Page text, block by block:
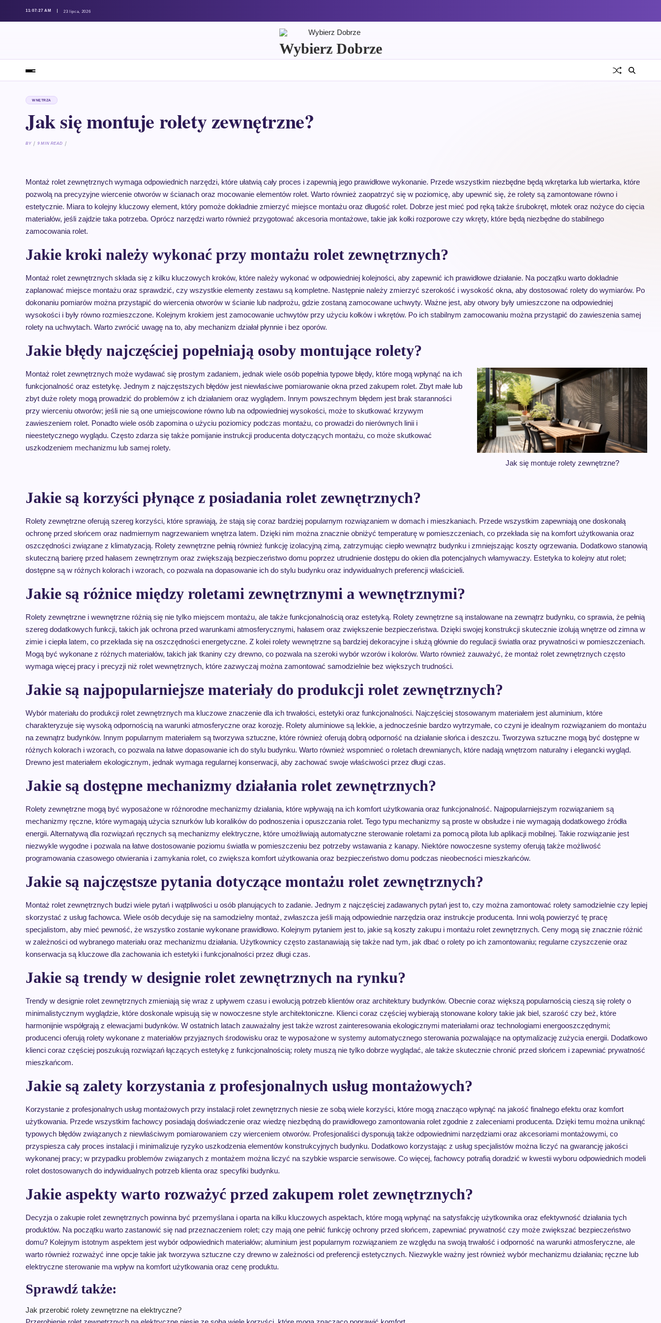
11:07:28 AM 23 lipca, 2026
Wybierz Dobrze
WNĘTRZA
Jak się montuje rolety zewnętrzne?
BY 9 MIN READ
Montaż rolet zewnętrznych wymaga odpowiednich narzędzi, które ułatwią cały proces i zapewnią jego prawidłowe wykonanie. Przede wszystkim niezbędne będą wkrętarka lub wiertarka, które
pozwolą na precyzyjne wiercenie otworów w ścianach oraz mocowanie elementów rolet. Warto również zaopatrzyć się w poziomicę, aby upewnić się, że rolety są zamontowane równo i
estetycznie. Miara to kolejny kluczowy element, który pomoże dokładnie zmierzyć miejsce montażu oraz długość rolet. Dobrze jest mieć pod ręką także śrubokręt, młotek oraz nożyce do cięcia
materiałów, jeśli zajdzie taka potrzeba. Oprócz narzędzi warto również przygotować akcesoria montażowe, takie jak kołki rozporowe czy wkręty, które będą niezbędne do stabilnego
zamocowania rolet.
Jakie kroki należy wykonać przy montażu rolet zewnętrznych?
Montaż rolet zewnętrznych składa się z kilku kluczowych kroków, które należy wykonać w odpowiedniej kolejności, aby zapewnić ich prawidłowe działanie. Na początku warto dokładnie
zaplanować miejsce montażu oraz sprawdzić, czy wszystkie elementy zestawu są kompletne. Następnie należy zmierzyć szerokość i wysokość okna, aby dostosować rolety do wymiarów. Po
dokonaniu pomiarów można przystąpić do wiercenia otworów w ścianie lub nadprożu, gdzie zostaną zamocowane uchwyty. Ważne jest, aby otwory były umieszczone na odpowiedniej
wysokości i były równo rozmieszczone. Kolejnym krokiem jest zamocowanie uchwytów przy użyciu kołków i wkrętów. Po ich stabilnym zamocowaniu można przystąpić do zawieszenia samej
rolety na uchwytach. Warto zwrócić uwagę na to, aby mechanizm działał płynnie i bez oporów.
Jakie błędy najczęściej popełniają osoby montujące rolety?
Jak się montuje rolety zewnętrzne?
Montaż rolet zewnętrznych może wydawać się prostym zadaniem, jednak wiele osób popełnia typowe błędy, które mogą wpłynąć na ich
funkcjonalność oraz estetykę. Jednym z najczęstszych błędów jest niewłaściwe pomiarowanie okna przed zakupem rolet. Zbyt małe lub
zbyt duże rolety mogą prowadzić do problemów z ich działaniem oraz wyglądem. Innym powszechnym błędem jest brak staranności
przy wierceniu otworów; jeśli nie są one umiejscowione równo lub na odpowiedniej wysokości, może to skutkować krzywym
zawieszeniem rolet. Ponadto wiele osób zapomina o użyciu poziomicy podczas montażu, co prowadzi do nierównych linii i
nieestetycznego wyglądu. Często zdarza się także pomijanie instrukcji producenta dotyczących montażu, co może skutkować
uszkodzeniem mechanizmu lub samej rolety.
Jakie są korzyści płynące z posiadania rolet zewnętrznych?
Rolety zewnętrzne oferują szereg korzyści, które sprawiają, że stają się coraz bardziej popularnym rozwiązaniem w domach i mieszkaniach. Przede wszystkim zapewniają one doskonałą
ochronę przed słońcem oraz nadmiernym nagrzewaniem wnętrza latem. Dzięki nim można znacznie obniżyć temperaturę w pomieszczeniach, co przekłada się na komfort użytkowania oraz
oszczędności związane z klimatyzacją. Rolety zewnętrzne pełnią również funkcję izolacyjną zimą, zatrzymując ciepło wewnątrz budynku i zmniejszając koszty ogrzewania. Dodatkowo stanowią
skuteczną barierę przed hałasem zewnętrznym oraz zwiększają bezpieczeństwo domu poprzez utrudnienie dostępu do okien dla potencjalnych włamywaczy. Estetyka to kolejny atut rolet;
dostępne są w różnych kolorach i wzorach, co pozwala na dopasowanie ich do stylu budynku oraz indywidualnych preferencji właścicieli.
Jakie są różnice między roletami zewnętrznymi a wewnętrznymi?
Rolety zewnętrzne i wewnętrzne różnią się nie tylko miejscem montażu, ale także funkcjonalnością oraz estetyką. Rolety zewnętrzne są instalowane na zewnątrz budynku, co sprawia, że pełnią
szereg dodatkowych funkcji, takich jak ochrona przed warunkami atmosferycznymi, hałasem oraz zwiększenie bezpieczeństwa. Dzięki swojej konstrukcji skutecznie izolują wnętrze od zimna w
zimie i ciepła latem, co przekłada się na oszczędności energetyczne. Z kolei rolety wewnętrzne są bardziej dekoracyjne i służą głównie do regulacji światła oraz prywatności w pomieszczeniach.
Mogą być wykonane z różnych materiałów, takich jak tkaniny czy drewno, co pozwala na szeroki wybór wzorów i kolorów. Warto również zauważyć, że montaż rolet zewnętrznych często
wymaga więcej pracy i precyzji niż rolet wewnętrznych, które zazwyczaj można zamontować samodzielnie bez większych trudności.
Jakie są najpopularniejsze materiały do produkcji rolet zewnętrznych?
Wybór materiału do produkcji rolet zewnętrznych ma kluczowe znaczenie dla ich trwałości, estetyki oraz funkcjonalności. Najczęściej stosowanym materiałem jest aluminium, które
charakteryzuje się wysoką odpornością na warunki atmosferyczne oraz korozję. Rolety aluminiowe są lekkie, a jednocześnie bardzo wytrzymałe, co czyni je idealnym rozwiązaniem do montażu
na zewnątrz budynków. Innym popularnym materiałem są tworzywa sztuczne, które również oferują dobrą odporność na działanie słońca i deszczu. Tworzywa sztuczne mogą być dostępne w
różnych kolorach i wzorach, co pozwala na łatwe dopasowanie ich do stylu budynku. Warto również wspomnieć o roletach drewnianych, które nadają wnętrzom naturalny i elegancki wygląd.
Drewno jest materiałem ekologicznym, jednak wymaga regularnej konserwacji, aby zachować swoje właściwości przez długi czas.
Jakie są dostępne mechanizmy działania rolet zewnętrznych?
Rolety zewnętrzne mogą być wyposażone w różnorodne mechanizmy działania, które wpływają na ich komfort użytkowania oraz funkcjonalność. Najpopularniejszym rozwiązaniem są
mechanizmy ręczne, które wymagają użycia sznurków lub koralików do podnoszenia i opuszczania rolet. Tego typu mechanizmy są proste w obsłudze i nie wymagają dodatkowego źródła
energii. Alternatywą dla rozwiązań ręcznych są mechanizmy elektryczne, które umożliwiają automatyczne sterowanie roletami za pomocą pilota lub aplikacji mobilnej. Takie rozwiązanie jest
niezwykle wygodne i pozwala na łatwe dostosowanie poziomu światła w pomieszczeniu bez potrzeby wstawania z kanapy. Niektóre nowoczesne systemy oferują także możliwość
programowania czasowego otwierania i zamykania rolet, co zwiększa komfort użytkowania oraz bezpieczeństwo domu podczas nieobecności mieszkańców.
Jakie są najczęstsze pytania dotyczące montażu rolet zewnętrznych?
Montaż rolet zewnętrznych budzi wiele pytań i wątpliwości u osób planujących to zadanie. Jednym z najczęściej zadawanych pytań jest to, czy można zamontować rolety samodzielnie czy lepiej
skorzystać z usług fachowca. Wiele osób decyduje się na samodzielny montaż, zwłaszcza jeśli mają odpowiednie narzędzia oraz instrukcje producenta. Inni wolą powierzyć tę pracę
specjalistom, aby mieć pewność, że wszystko zostanie wykonane prawidłowo. Kolejnym pytaniem jest to, jakie są koszty zakupu i montażu rolet zewnętrznych. Ceny mogą się znacznie różnić
w zależności od wybranego materiału oraz mechanizmu działania. Użytkownicy często zastanawiają się także nad tym, jak dbać o rolety po ich zamontowaniu; regularne czyszczenie oraz
konserwacja są kluczowe dla zachowania ich estetyki i funkcjonalności przez długi czas.
Jakie są trendy w designie rolet zewnętrznych na rynku?
Trendy w designie rolet zewnętrznych zmieniają się wraz z upływem czasu i ewolucją potrzeb klientów oraz architektury budynków. Obecnie coraz większą popularnością cieszą się rolety o
minimalistycznym wyglądzie, które doskonale wpisują się w nowoczesne style architektoniczne. Klienci coraz częściej wybierają stonowane kolory takie jak biel, szarość czy beż, które
harmonijnie współgrają z elewacjami budynków. W ostatnich latach zauważalny jest także wzrost zainteresowania ekologicznymi materiałami oraz technologiami energooszczędnymi;
producenci oferują rolety wykonane z materiałów przyjaznych środowisku oraz te wyposażone w systemy automatycznego sterowania pozwalające na optymalizację zużycia energii. Dodatkowo
klienci coraz częściej poszukują rozwiązań łączących estetykę z funkcjonalnością; rolety muszą nie tylko dobrze wyglądać, ale także skutecznie chronić przed słońcem i zapewniać prywatność
mieszkańcom.
Jakie są zalety korzystania z profesjonalnych usług montażowych?
Korzystanie z profesjonalnych usług montażowych przy instalacji rolet zewnętrznych niesie ze sobą wiele korzyści, które mogą znacząco wpłynąć na jakość finalnego efektu oraz komfort
użytkowania. Przede wszystkim fachowcy posiadają doświadczenie oraz wiedzę niezbędną do prawidłowego zamontowania rolet zgodnie z zaleceniami producenta. Dzięki temu można uniknąć
typowych błędów związanych z niewłaściwym pomiarowaniem czy wierceniem otworów. Profesjonaliści dysponują także odpowiednimi narzędziami oraz akcesoriami montażowymi, co
przyspiesza cały proces instalacji i minimalizuje ryzyko uszkodzenia elementów konstrukcyjnych budynku. Dodatkowo korzystając z usług specjalistów można liczyć na gwarancję jakości
wykonanej pracy; w przypadku problemów związanych z montażem można liczyć na szybkie wsparcie serwisowe. Co więcej, fachowcy potrafią doradzić w kwestii wyboru odpowiednich modeli
rolet dostosowanych do indywidualnych potrzeb klienta oraz specyfiki budynku.
Jakie aspekty warto rozważyć przed zakupem rolet zewnętrznych?
Decyzja o zakupie rolet zewnętrznych powinna być przemyślana i oparta na kilku kluczowych aspektach, które mogą wpłynąć na satysfakcję użytkownika oraz efektywność działania tych
produktów. Na początku warto zastanowić się nad przeznaczeniem rolet; czy mają one pełnić funkcję ochrony przed słońcem, zapewniać prywatność czy może zwiększać bezpieczeństwo
domu? Kolejnym istotnym aspektem jest wybór odpowiednich materiałów; aluminium jest popularnym rozwiązaniem ze względu na swoją trwałość i odporność na warunki atmosferyczne, ale
warto również rozważyć inne opcje takie jak tworzywa sztuczne czy drewno w zależności od preferencji estetycznych. Niezwykle ważny jest również wybór mechanizmu działania; ręczne lub
elektryczne sterowanie ma wpływ na komfort użytkowania oraz cenę produktu.
Sprawdź także:
Jak przerobić rolety zewnętrzne na elektryczne?